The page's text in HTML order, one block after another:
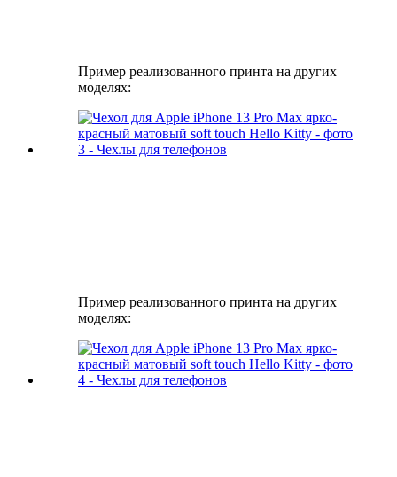
Пример реализованного принта на других
моделях:
Пример реализованного принта на других
моделях: